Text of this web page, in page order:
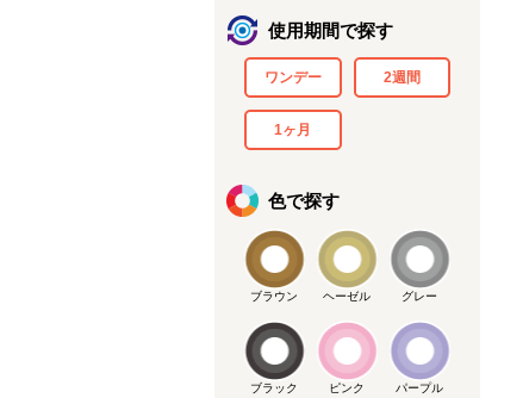
使用期間で探す
ワンデー 2週間
1ヶ月
色で探す
ブラウン ヘーゼル グレー
ブラック ピンク パープル